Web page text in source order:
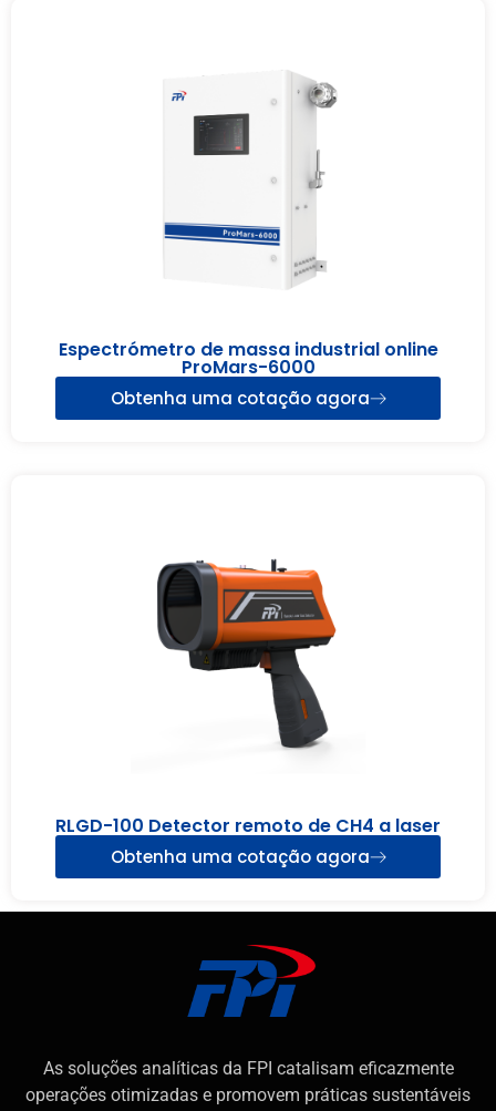
Espectrómetro de massa industrial online
ProMars-6000
Obtenha uma cotação agora
RLGD-100 Detector remoto de CH4 a laser
Obtenha uma cotação agora
As soluções analíticas da FPI catalisam eficazmente
operações otimizadas e promovem práticas sustentáveis